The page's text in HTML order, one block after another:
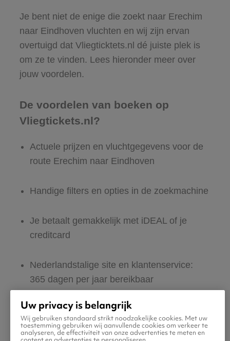
Je bent niet de enige die zoekt naar Erechim
naar Eindhoven vluchten en wij zijn ervan
overtuigd dat Vliegticktets.nl dé juiste plek is
om ze te vinden. Lees hieronder meer over
jouw voordelen.
De voordelen van boeken op
Vliegtickets.nl?
Actuele prijzen en vluchtgegevens voor de
route Erechim naar Eindhoven
Handige filters en opties in de zoekmachine
Je betaalt gemakkelijk met iDEAL of je
creditcard
Nederlandstalige site en klantenservice:
365 dagen per jaar bereikbaar
Zeker van veilig boeken en betalen
Boek ook direct een hotel of huurauto voor
Uw privacy is belangrijk
Wij gebruiken standaard strikt noodzakelijke cookies. Met uw
toestemming gebruiken wij aanvullende cookies om verkeer te
analyseren, de effectiviteit van onze advertenties te meten en